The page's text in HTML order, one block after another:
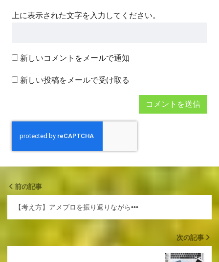
上に表示された文字を入力してください。
新しいコメントをメールで通知
新しい投稿をメールで受け取る
前の記事
【考え方】アメブロを振り返りながら•••
次の記事